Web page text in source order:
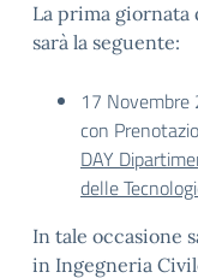
La prima
sarà la seguente:
17 Novembre
con
DAY
delle
In tale occasione
in Ingegneria